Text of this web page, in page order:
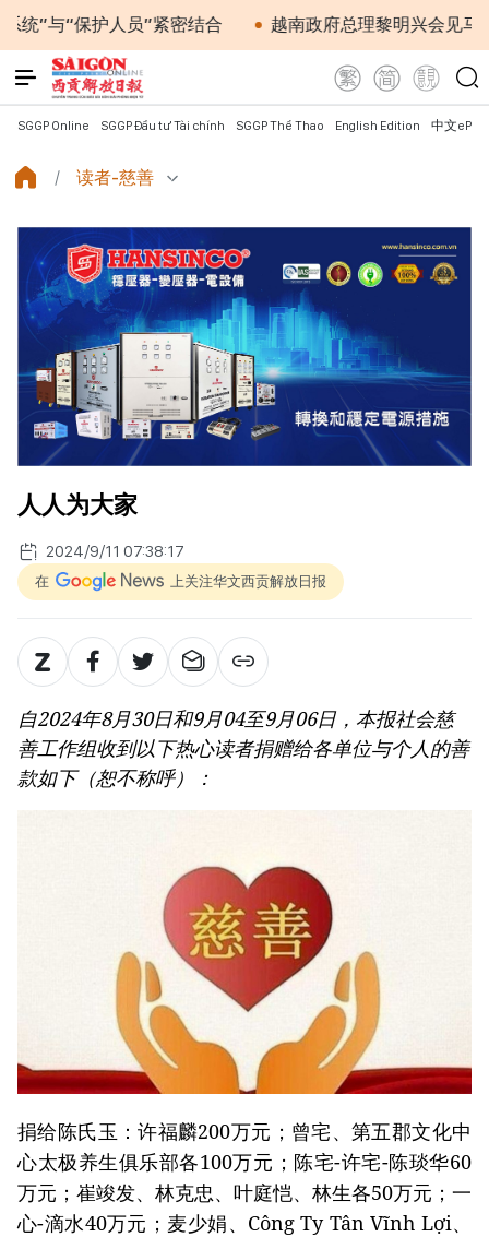
人员”紧密结合 越南政府总理黎明兴会见马来西亚国防部
SGGP Online SGGP Đầu tư Tài chính SGGP Thể Thao English Edition 中文
读者-慈善
人人为大家
2024/9/11 07:38:17
在 上关注华文西贡解放日报
自2024年8月30日和9月04至9月06日，本报社会慈
善工作组收到以下热心读者捐赠给各单位与个人的善
款如下（恕不称呼）：
捐给陈氏玉：许福麟200万元；曾宅、第五郡文化中
心太极养生俱乐部各100万元；陈宅-许宅-陈琰华60
万元；崔竣发、林克忠、叶庭恺、林生各50万元；一
心-滴水40万元；麦少娟、Công Ty Tân Vĩnh Lợi、